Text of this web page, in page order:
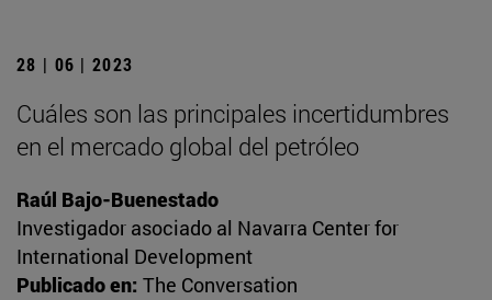
28 | 06 | 2023
Cuáles son las principales incertidumbres
en el mercado global del petróleo
Raúl Bajo-Buenestado
Investigador asociado al Navarra Center for
International Development
Publicado en: The Conversation